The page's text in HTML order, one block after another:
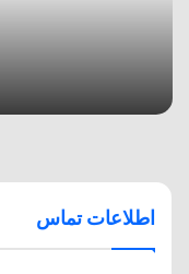
اطلاعات تماس